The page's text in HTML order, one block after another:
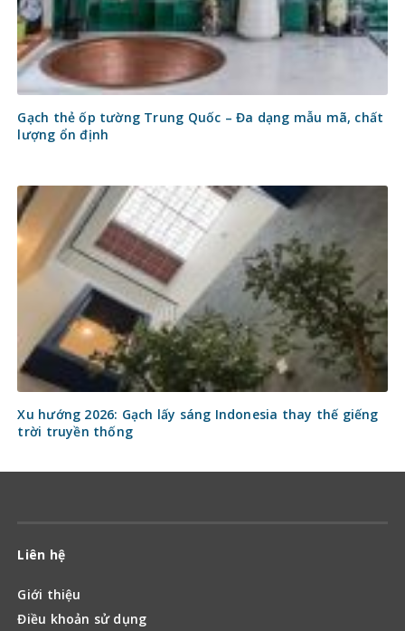
Gạch thẻ ốp tường Trung Quốc – Đa dạng mẫu mã, chất
lượng ổn định
Xu hướng 2026: Gạch lấy sáng Indonesia thay thế giếng
trời truyền thống
Liên hệ
Giới thiệu
Điều khoản sử dụng